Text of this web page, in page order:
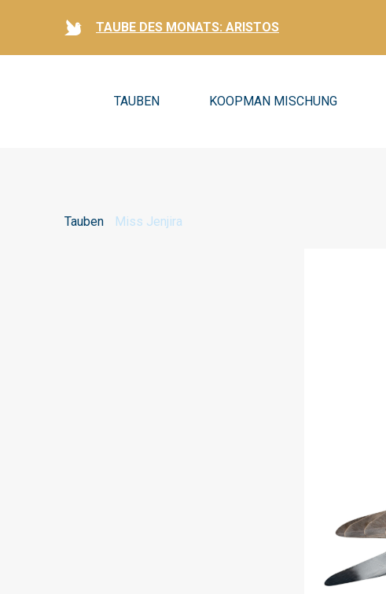
TAUBE DES MONATS: ARISTOS
TAUBEN KOOPMAN MISCHUNG
Tauben Miss Jenjira